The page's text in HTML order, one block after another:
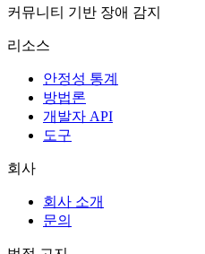
커뮤니티 기반 장애 감지
리소스
안정성 통계
방법론
개발자 API
도구
회사
회사 소개
문의